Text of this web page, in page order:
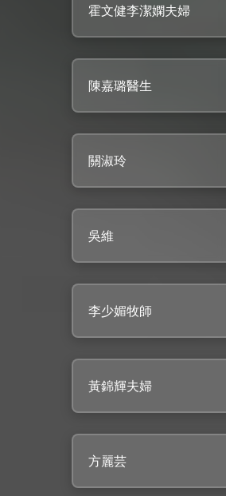
霍文健李潔嫻夫婦
陳嘉璐醫生
關淑玲
吳維
李少媚牧師
黃錦輝夫婦
方麗芸